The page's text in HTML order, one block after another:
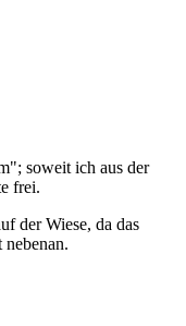
soweit ich aus der
frei.
der Wiese, da das